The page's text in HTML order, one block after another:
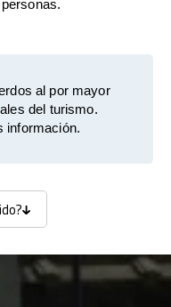
al por mayor
del turismo.
información.